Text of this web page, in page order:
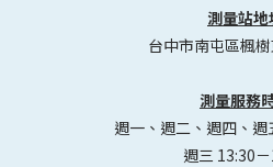
測量站地
台中市南屯區楓
測量服務
週一、週二、週四、週
週三 13:30